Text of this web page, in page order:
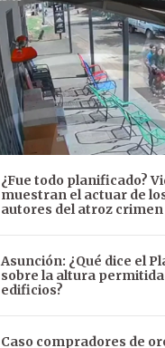
¿Fue todo planificado?
muestran el actuar de
autores del atroz crimen
Asunción: ¿Qué dice el
sobre la altura
edificios?
Caso compradores de